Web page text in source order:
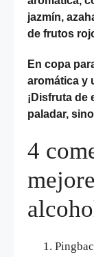
jazmín,
de frutos
En copa
aromática y
¡Disfruta de
paladar,
4